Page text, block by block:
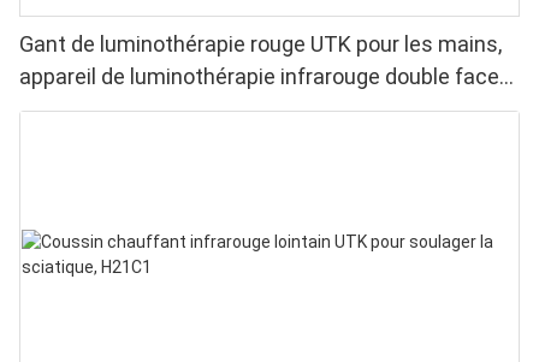
Gant de luminothérapie rouge UTK pour les mains,
appareil de luminothérapie infrarouge double face
pour soulager les douleurs aux doigts et aux